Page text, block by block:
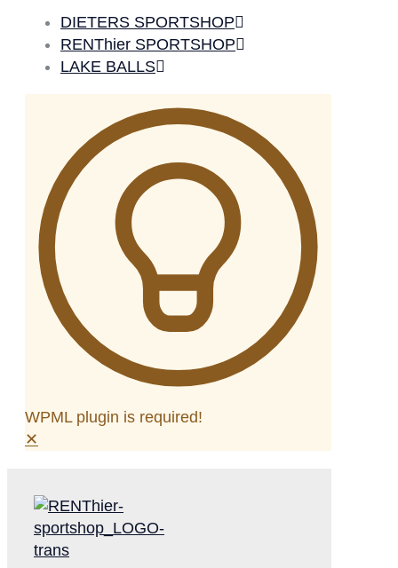
DIETERS SPORTSHOP
RENThier SPORTSHOP
LAKE BALLS
WPML plugin is required!
✕